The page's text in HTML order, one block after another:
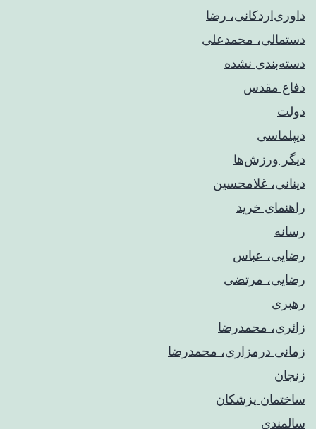
داوری‌اردکانی، رضا
دستمالی، محمدعلی
دسته‌بندی نشده
دفاع مقدس
دولت
دیپلماسی
دیگر ورزش‌ها
دینانی، غلامحسین
راهنمای خريد
رسانه
رضایی، عباس
رضایی، مرتضی
رهبری
زائری، محمدرضا
زمانی درمزاری، محمدرضا
زنجان
ساختمان پزشکان
سالمندی